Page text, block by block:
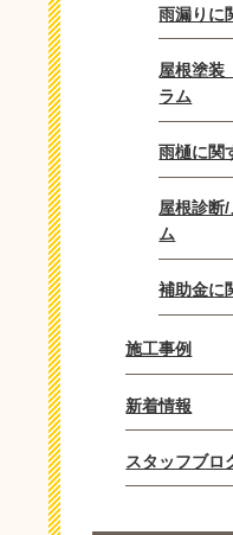
雨漏りに
屋根塗装
ラム
雨樋に関
屋根診断
ム
補助金に
施工事例
新着情報
スタッフブロ